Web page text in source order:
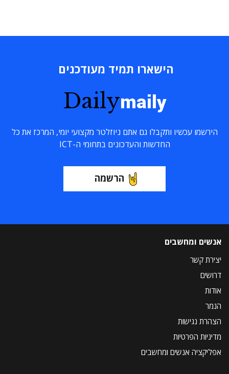
הישארו תמיד מעודכנים
Dailymaily
הירשמו עכשיו ותקבלו גם אתם ניוזלטר מקצועי יומי, המרכז את כל
החדשות והעדכונים בתחומי ה-ICT
הרשמה
אנשים ומחשבים
יצירת קשר
דרושים
אודות
הנמר
הצהרת נגישות
מדיניות הפרטיות
אפליקציה אנשים ומחשבים